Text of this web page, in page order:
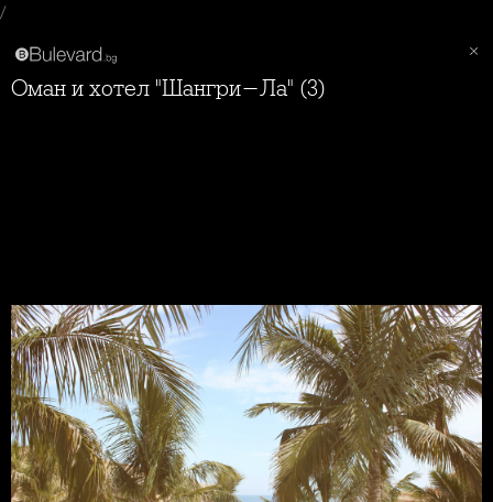
/
Оман и хотел "Шангри-Ла" (3)